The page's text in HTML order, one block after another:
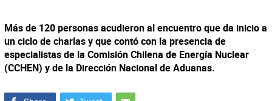
Más de 120 personas acudieron al encuentro que da inicio a
un ciclo de charlas y que contó con la presencia de
especialistas de la Comisión Chilena de Energía Nuclear
(CCHEN) y de la Dirección Nacional de Aduanas.